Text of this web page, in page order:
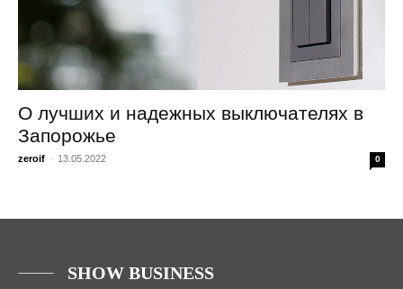
О лучших и надежных выключателях в
Запорожье
zeroif - 13.05.2022 0
SHOW BUSINESS